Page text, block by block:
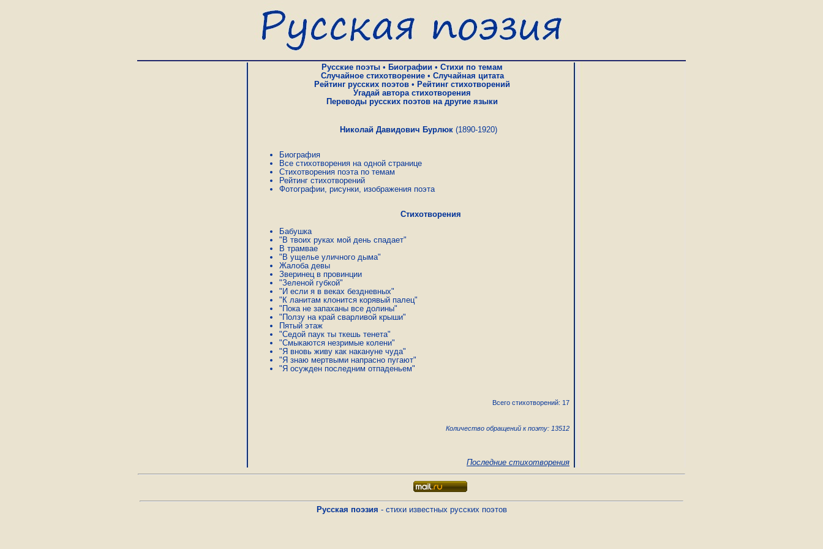
Русские поэты • Биографии • Стихи по темам
Случайное стихотворение• Случайная цитата
Рейтинг русских поэтов • Рейтинг стихотворений
Угадай автора стихотворения
Переводы русских поэтов на другие языки
Николай Давидович Бурлюк(1890-1920)
Биография
Все стихотворения на одной странице
Стихотворения поэта по темам
Рейтинг стихотворений
Фотографии, рисунки, изображения поэта
Стихотворения
Бабушка
"В твоих руках мой день спадает"
В трамвае
"В ущелье уличного дыма"
Жалоба девы
Зверинец в провинции
"Зеленой губкой"
"И если я в веках бездневных"
"К ланитам клонится корявый палец"
"Пока не запаханы все долины"
"Ползу на край сварливой крыши"
Пятый этаж
"Седой паук ты ткешь тенета"
"Смыкаются незримые колени"
"Я вновь живу как накануне чуда"
"Я знаю мертвыми напрасно пугают"
"Я осужден последним отпаденьем"
Всего стихотворений: 17
Количество обращений к поэту: 13512
Последние стихотворения
Русская поэзия - стихи известных русских поэтов